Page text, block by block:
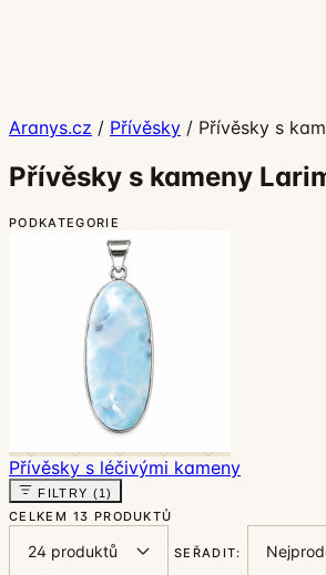
Aranys.cz / Přívěsky / Přívěsky s
Přívěsky s kameny
PODKATEGORIE
Přívěsky s léčivými kameny
FILTRY (1)
CELKEM 13 PRODUKTŮ
SEŘADIT: